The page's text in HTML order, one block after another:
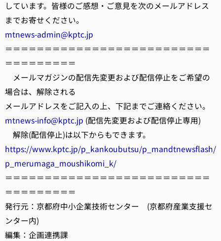
しています。皆様のご感想・ご意見を次のメールアドレス
までお寄せください。
mtnews-admin@kptc.jp
＝＝＝＝＝＝＝＝＝＝＝＝＝＝＝＝＝＝＝＝＝＝＝＝＝＝
＝＝＝＝＝＝＝＝＝
メールマガジンの配信先変更および配信停止をご希望の
場合は、解除される
メールアドレスをご記入の上、下記までご連絡ください。
mtnews-info@kptc.jp (配信先変更および配信停止専用)
解除(配信停止)は以下からもできます。
https://www.kptc.jp/p_kankoubutsu/p_mandtnewsflash/
p_merumaga_moushikomi_k/
＝＝＝＝＝＝＝＝＝＝＝＝＝＝＝＝＝＝＝＝＝＝＝＝＝＝
＝＝＝＝＝＝＝＝＝
発行元：京都府中小企業技術センター (京都府産業支援セ
ンター内)
編集：企画連携課